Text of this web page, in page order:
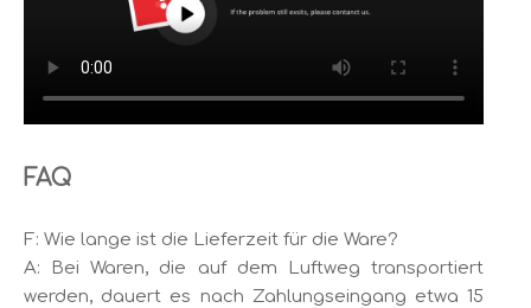
FAQ
F: Wie lange ist die Lieferzeit für die Ware?
A: Bei Waren, die auf dem Luftweg transportiert
werden, dauert es nach Zahlungseingang etwa 15